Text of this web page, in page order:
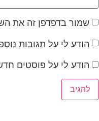
שמור בדפדפן זה את
הודע לי על תגובות
הודע לי על פוסטים